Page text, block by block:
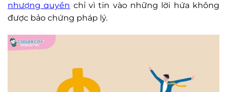
nhượng quyền chỉ vì tin vào những lời hứa không
được bảo chứng pháp lý.